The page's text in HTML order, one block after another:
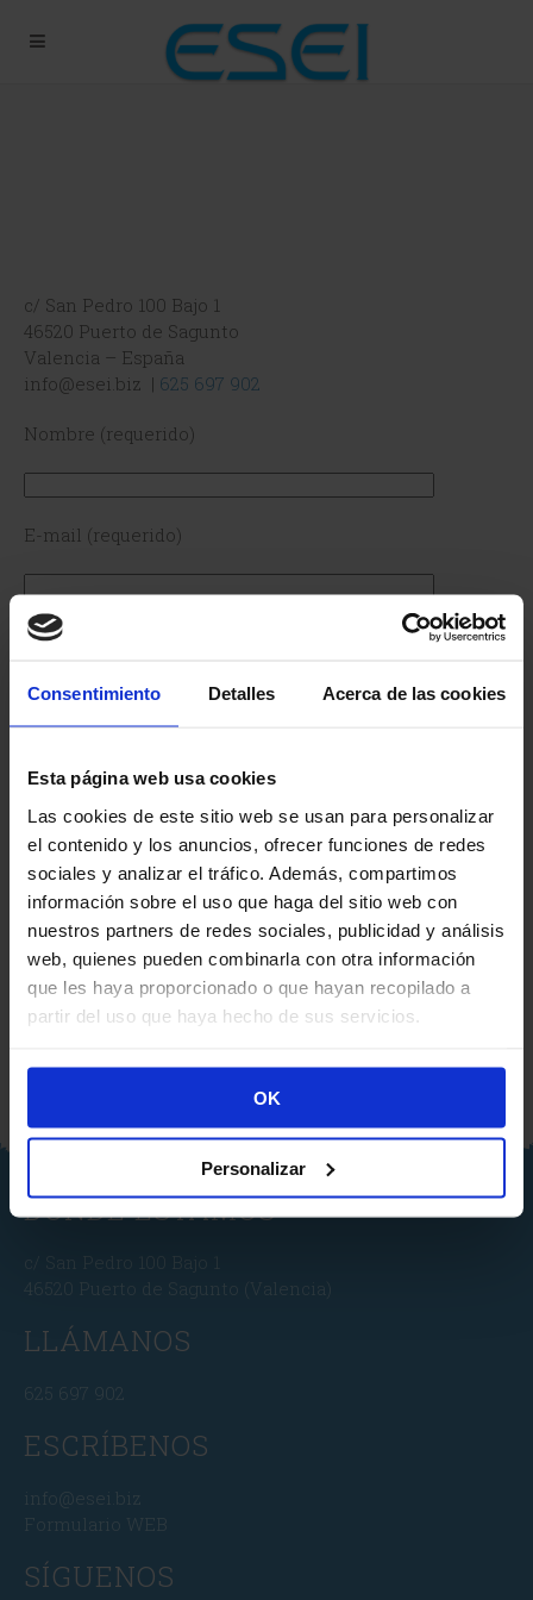
Consentimiento Detalles Acerca de las cookies
Esta página web usa cookies
Las cookies de este sitio web se usan para personalizar
el contenido y los anuncios, ofrecer funciones de redes
sociales y analizar el tráfico. Además, compartimos
información sobre el uso que haga del sitio web con
nuestros partners de redes sociales, publicidad y análisis
web, quienes pueden combinarla con otra información
que les haya proporcionado o que hayan recopilado a
partir del uso que haya hecho de sus servicios.
OK
Personalizar
c/ San Pedro 100 Bajo 1
46520 Puerto de Sagunto
Valencia – España
info@esei.biz | 625 697 902
Nombre (requerido)
E-mail (requerido)
Asunto
Acepto la Política de protección de datos
DONDE ESTAMOS
c/ San Pedro 100 Bajo 1
46520 Puerto de Sagunto (Valencia)
LLÁMANOS
625 697 902
ESCRÍBENOS
info@esei.biz
Formulario WEB
SÍGUENOS